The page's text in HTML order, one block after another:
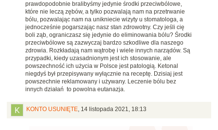
prawdopodobnie bralibyśmy jedynie środki przeciwbólowe,
które nie leczą zębów, a tylko pozwalają nam na przetrwanie
bólu, pozwalając nam na unikniecie wizyty u stomatologa, a
jednocześnie pogarszając nasz stan zdrowotny. Czy jeśli cię
boli ząb, ograniczasz się jedynie do eliminowania bólu? Środki
przeciwbólowe są zazwyczaj bardzo szkodliwe dla naszego
zdrowia. Rozkładają nam wątrobę i wiele innych narządów. Są
przypadki, kiedy uzasadnionym jest ich stosowanie, ale
powszechność ich użycia w Polsce jest patologią. Ketonal
niegdyś był przepisywany wyłącznie na receptę. Dzisiaj jest
powszechnie reklamowany i używany. Leczenie bólu bez
innych działań to powolna eutanazja.
KONTO USUNIĘTE, 14 listopada 2021, 18:13